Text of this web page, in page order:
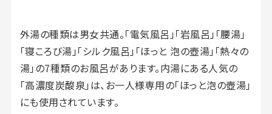
外湯の種類は男女共通。「電気風呂」「岩風呂」「腰湯」
「寝ころび湯」「シルク風呂」「ほっと 泡の壺湯」「熱々の
湯」の7種類のお風呂があります。内湯にある人気の
「高濃度炭酸泉」は、お一人様専用の「ほっと泡の壺湯」
にも使用されています。